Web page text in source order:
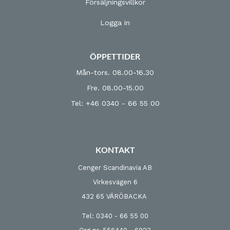
Försäljningsvillkor
Logga in
ÖPPETTIDER
Mån-tors. 08.00-16.30
Fre. 08.00-15.00
Tel: +46 0340 - 66 55 00
KONTAKT
Cenger Scandinavia AB
Virkesvägen 6
432 65 VÄRÖBACKA
Tel: 0340 - 66 55 00